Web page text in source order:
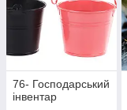
76- Господарський
інвентар